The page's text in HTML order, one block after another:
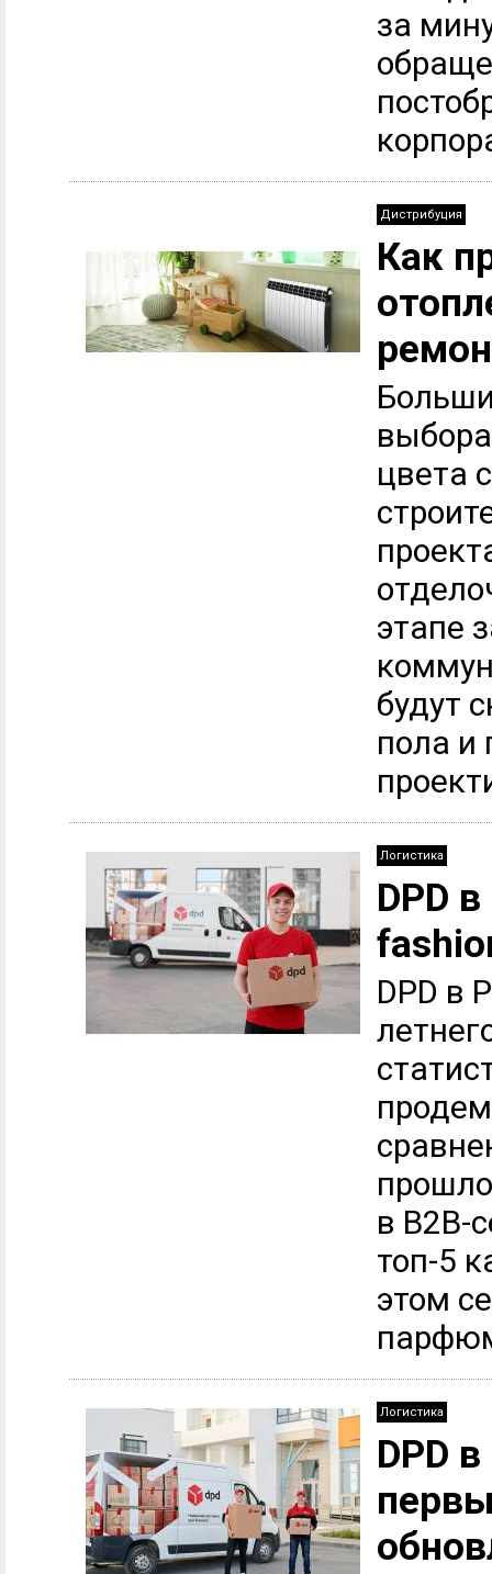
за
Дистрибуция
Как
цвета
этапе
будут
пола и
Логистика
DPD
DPD в
в B2B-
топ-5
этом
Логистика
DPD